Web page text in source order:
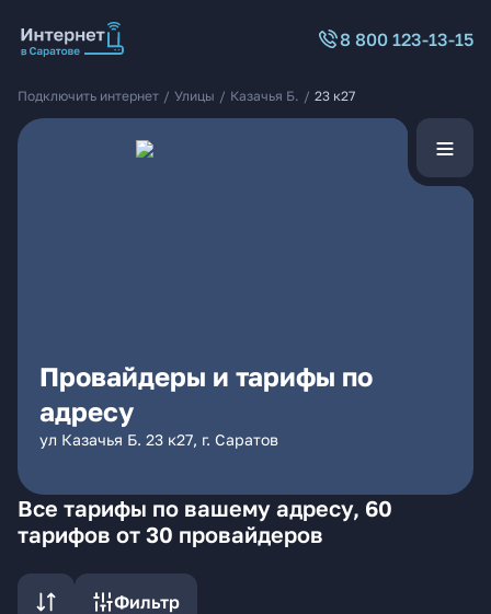
8 800 123-13-15
Подключить интернет / Улицы / Казачья Б. / 23 к27
Провайдеры и тарифы по
адресу
ул Казачья Б. 23 к27, г. Саратов
Все тарифы по вашему адресу, 60
тарифов от 30 провайдеров
Фильтр